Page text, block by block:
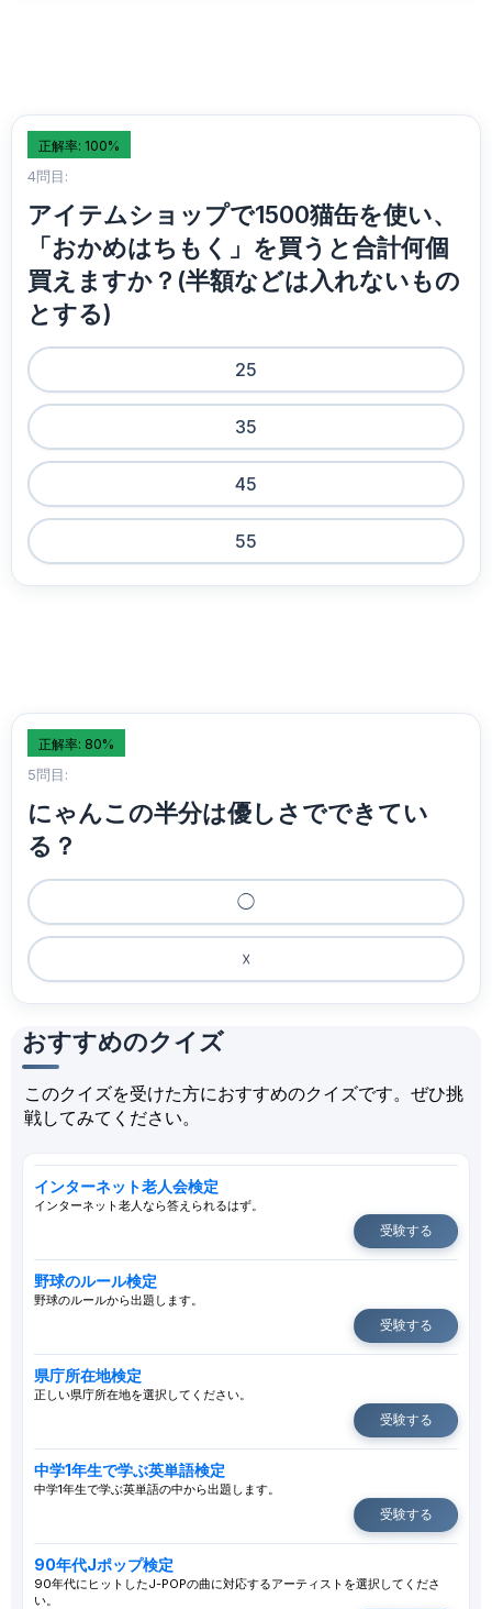
正解率: 100%
4問目:
アイテムショップで1500猫缶を使い、
「おかめはちもく」を買うと合計何個
買えますか？(半額などは入れないもの
とする)
25
35
45
55
正解率: 80%
5問目:
にゃんこの半分は優しさでできてい
る？
◯
☓
おすすめのクイズ
このクイズを受けた方におすすめのクイズです。ぜひ挑
戦してみてください。
インターネット老人会検定
インターネット老人なら答えられるはず。
受験する
野球のルール検定
野球のルールから出題します。
受験する
県庁所在地検定
正しい県庁所在地を選択してください。
受験する
中学1年生で学ぶ英単語検定
中学1年生で学ぶ英単語の中から出題します。
受験する
90年代Jポップ検定
90年代にヒットしたJ-POPの曲に対応するアーティストを選択してくださ
い。